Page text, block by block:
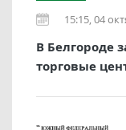
15:15, 04
В Белгороде
торговые